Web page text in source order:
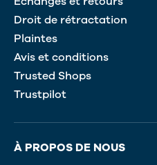
Droit de rétractation
Plaintes
Avis et conditions
Trusted Shops
Trustpilot
À PROPOS DE NOUS